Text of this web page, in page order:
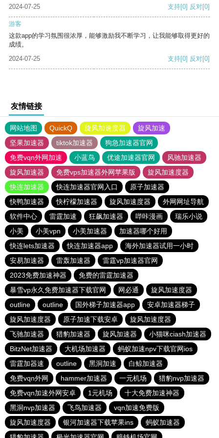
2024-07-25 支持[0] 反对[0]
游客
这款app的学习氛围很浓厚，能够激励我不断学习，让我能够取得更好的
成绩。
2024-07-25
支持[0] 反对[0]
友情链接
网站地图 QuickQ 旋风加速度器
旋风加速
坚果加速器
tiktok加速器
狗急加速器官网
免费vqn外网加速
小蓝鸟 优途加速器官网
风驰加速器
旋风加速器
免费vps加速器外网苹果版
旋风加速度器
快连加速器
快连加速器官网入口
原子加速器
快鸭加速器
快柠檬加速器 旋风加速度器
外网网址导航
软件中心
雷霆加速 狂飙加速器 哔咔漫画
瑞乐小说
小美
小美vpn 小美加速器
加速器哪个好用
快连lets加速器
快连加速器app
海外加速器试用一小时
安易加速器
雷轰加速器
雷霆vp加速器官网
2023免费加速神器
免费的雷霆加速器
暴雪vp永久免费加速器下载官网
网必通
旋风加速度器
outline
outline 国外梯子加速器app
安卓加速器梯子
旋风加速度器
原子加速下载安卓
旋风加速度器
飞驰加速器
猎豹加速器 旋风加速器
小猫咪ciash加速器
BitzNet加速器
大机场加速器
蚂蚁加速npv下载官网ios
雷霆加器速
outline 黑洞加速
白鲸加速器
免费vqn外网
hammer加速器 一元机场
猎豹nvp加速器
免费vqn加速外网安卓
1元机场
十大免费加速神器
黑洞nvp加速器
飞鸟加速器
vqn加速免费版
旋风加速度器
银河加速器下载苹果ins
蚂蚁加速器